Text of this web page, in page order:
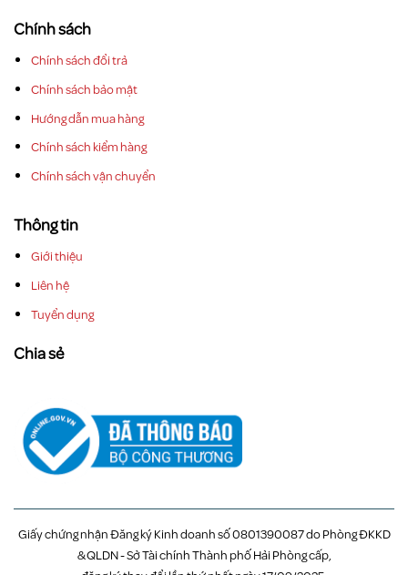
Chính sách
Chính sách đổi trả
Chính sách bảo mật
Hướng dẫn mua hàng
Chính sách kiểm hàng
Chính sách vận chuyển
Thông tin
Giới thiệu
Liên hệ
Tuyển dụng
Chia sẻ
Giấy chứng nhận Đăng ký Kinh doanh số 0801390087 do Phòng ĐKKD
& QLDN - Sở Tài chính Thành phố Hải Phòng cấp,